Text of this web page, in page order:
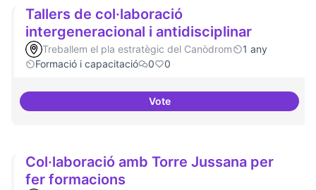
Tallers de col·laboració
intergeneracional i antidisciplinar
Treballem el pla estratègic del Canòdrom
1 any
Formació i capacitació
0 0
VoteTallers de col·laboració
Col·laboració amb Torre Jussana per
fer formacions